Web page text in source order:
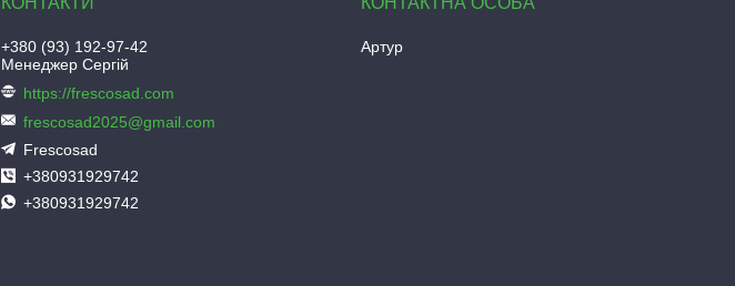
+380 (93) 192-97-42
Менеджер Сергій
https://frescosad.com
frescosad2025@gmail.com
Frescosad
+380931929742
+380931929742
Артур